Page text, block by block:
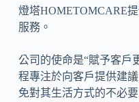
燈塔HOMETOMCARE
服務。
公司的使命是“賦予客戶
程專注於向客戶提供建
免對其生活方式的不必